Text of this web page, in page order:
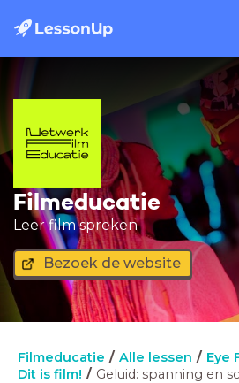
Filmeducatie
Leer film spreken
Bezoek de website
Filmeducatie Alle lessen Eye
Dit is film!
Geluid: spanning en